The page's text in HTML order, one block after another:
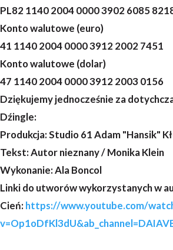
PL82 1140 2004 0000 3902 6085
Konto walutowe (euro)
41 1140 2004 0000 3912 2002 7451
Konto walutowe (dolar)
47 1140 2004 0000 3912 2003 0156
Dziękujemy jednocześnie za
Dźingle:
Produkcja: Studio 61 Adam "Hansik"
Tekst: Autor nieznany / Monika Klein
Wykonanie: Ala Boncol
Linki do utworów wykorzystanych w
Cień: https://www.youtube.com/